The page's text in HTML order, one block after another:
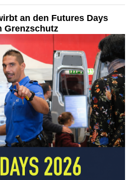
an den Futures Days
Grenzschutz